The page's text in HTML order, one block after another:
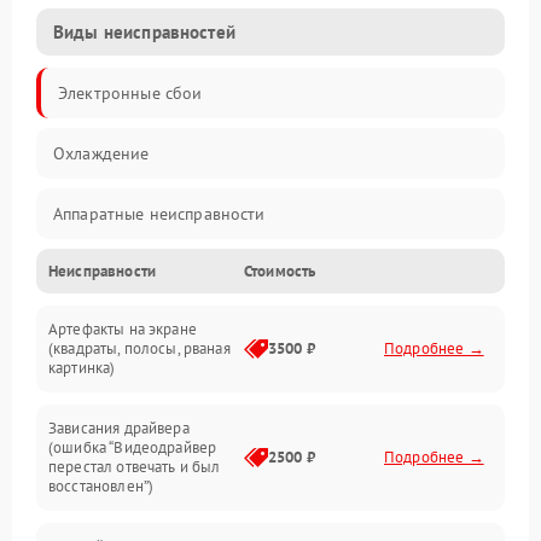
Виды неисправностей
Электронные сбои
Охлаждение
Аппаратные неисправности
Перегрев и термопроблемы
Видео
Интерфейсные и коммуникационные проблемы
Неисправности Стоимость
Артефакты на экране
(квадраты, полосы, рваная
картинка)
3500 ₽ Подробнее →
Зависания драйвера
(ошибка “Видеодрайвер
перестал отвечать и был
восстановлен”)
2500 ₽ Подробнее →